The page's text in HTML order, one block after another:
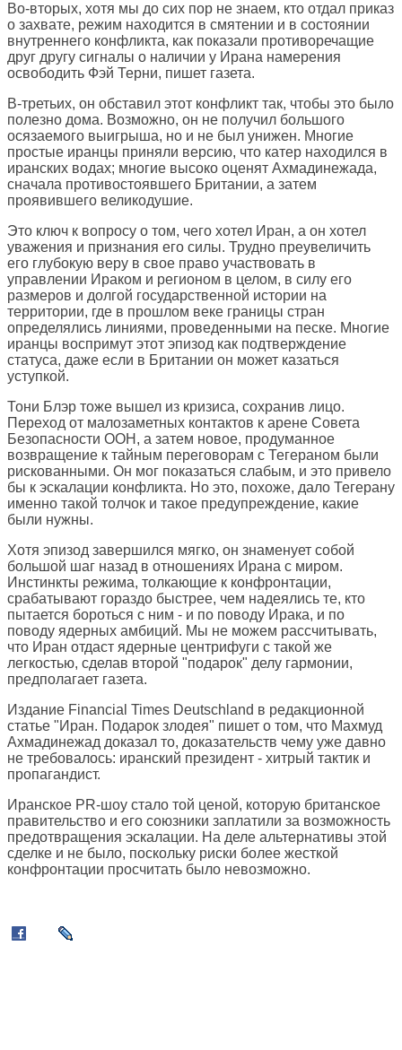
Во-вторых, хотя мы до сих пор не знаем, кто отдал приказ
о захвате, режим находится в смятении и в состоянии
внутреннего конфликта, как показали противоречащие
друг другу сигналы о наличии у Ирана намерения
освободить Фэй Терни, пишет газета.
В-третьих, он обставил этот конфликт так, чтобы это было
полезно дома. Возможно, он не получил большого
осязаемого выигрыша, но и не был унижен. Многие
простые иранцы приняли версию, что катер находился в
иранских водах; многие высоко оценят Ахмадинежада,
сначала противостоявшего Британии, а затем
проявившего великодушие.
Это ключ к вопросу о том, чего хотел Иран, а он хотел
уважения и признания его силы. Трудно преувеличить
его глубокую веру в свое право участвовать в
управлении Ираком и регионом в целом, в силу его
размеров и долгой государственной истории на
территории, где в прошлом веке границы стран
определялись линиями, проведенными на песке. Многие
иранцы воспримут этот эпизод как подтверждение
статуса, даже если в Британии он может казаться
уступкой.
Тони Блэр тоже вышел из кризиса, сохранив лицо.
Переход от малозаметных контактов к арене Совета
Безопасности ООН, а затем новое, продуманное
возвращение к тайным переговорам с Тегераном были
рискованными. Он мог показаться слабым, и это привело
бы к эскалации конфликта. Но это, похоже, дало Тегерану
именно такой толчок и такое предупреждение, какие
были нужны.
Хотя эпизод завершился мягко, он знаменует собой
большой шаг назад в отношениях Ирана с миром.
Инстинкты режима, толкающие к конфронтации,
срабатывают гораздо быстрее, чем надеялись те, кто
пытается бороться с ним - и по поводу Ирака, и по
поводу ядерных амбиций. Мы не можем рассчитывать,
что Иран отдаст ядерные центрифуги с такой же
легкостью, сделав второй "подарок" делу гармонии,
предполагает газета.
Издание Financial Times Deutschland в редакционной
статье "Иран. Подарок злодея" пишет о том, что Махмуд
Ахмадинежад доказал то, доказательств чему уже давно
не требовалось: иранский президент - хитрый тактик и
пропагандист.
Иранское PR-шоу стало той ценой, которую британское
правительство и его союзники заплатили за возможность
предотвращения эскалации. На деле альтернативы этой
сделке и не было, поскольку риски более жесткой
конфронтации просчитать было невозможно.